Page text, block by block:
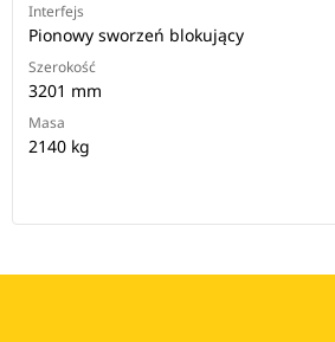
Interfejs
Pionowy sworzeń blokujący
Szerokość
3201 mm
Masa
2140 kg